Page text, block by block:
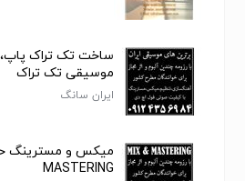
ساخت تک تراک
موسیقی تک تراک
ایران سانگ
MASTERING